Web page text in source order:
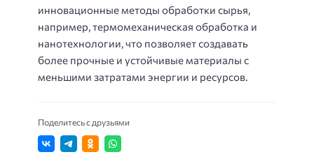
инновационные методы обработки сырья,
например, термомеханическая обработка и
нанотехнологии, что позволяет создавать
более прочные и устойчивые материалы с
меньшими затратами энергии и ресурсов.
Поделитесь с друзьями